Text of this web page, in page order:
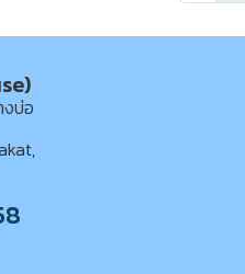
งบ่อ